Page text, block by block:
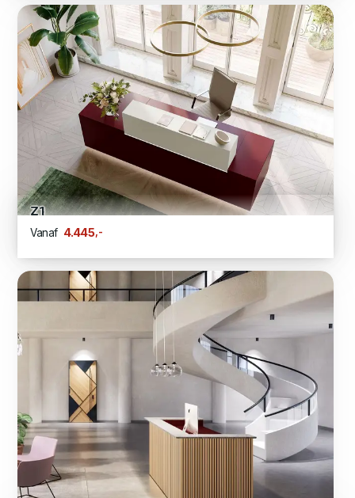
Z1
Vanaf 4.445 ,-